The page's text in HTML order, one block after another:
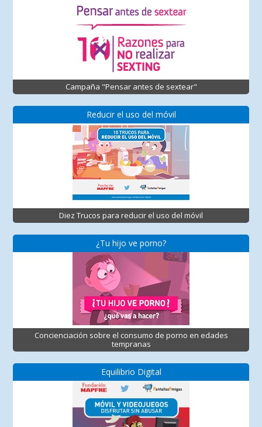
Campaña "Pensar antes de sextear"
Reducir el uso del móvil
Diez Trucos para reducir el uso del móvil
¿Tu hijo ve porno?
Concienciación sobre el consumo de porno en edades
tempranas
Equilibrio Digital